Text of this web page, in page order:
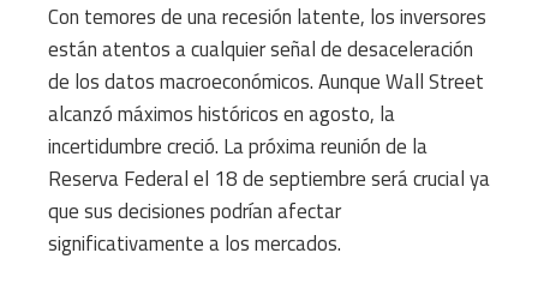
Con temores de una recesión latente, los inversores
están atentos a cualquier señal de desaceleración
de los datos macroeconómicos. Aunque Wall Street
alcanzó máximos históricos en agosto, la
incertidumbre creció. La próxima reunión de la
Reserva Federal el 18 de septiembre será crucial ya
que sus decisiones podrían afectar
significativamente a los mercados.